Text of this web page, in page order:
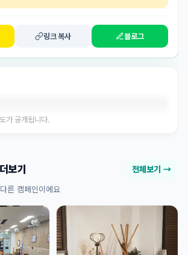
링크 복사 블로그
가 공개됩니다.
보기 전체보기 →
른 캠페인이에요